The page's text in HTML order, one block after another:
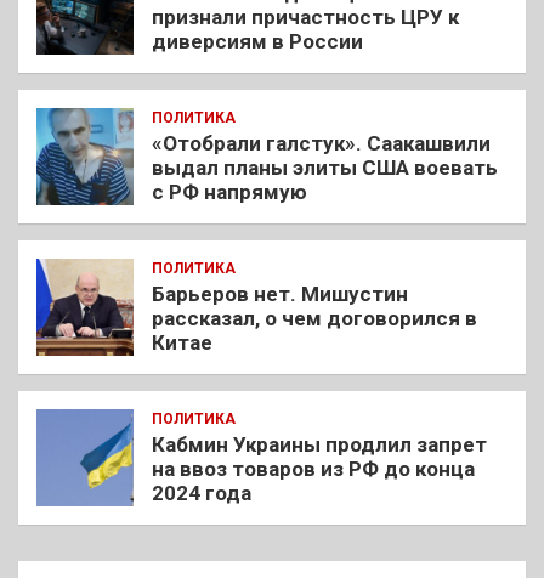
признали причастность ЦРУ к
диверсиям в России
ПОЛИТИКА
«Отобрали галстук». Саакашвили
выдал планы элиты США воевать
с РФ напрямую
ПОЛИТИКА
Барьеров нет. Мишустин
рассказал, о чем договорился в
Китае
ПОЛИТИКА
Кабмин Украины продлил запрет
на ввоз товаров из РФ до конца
2024 года